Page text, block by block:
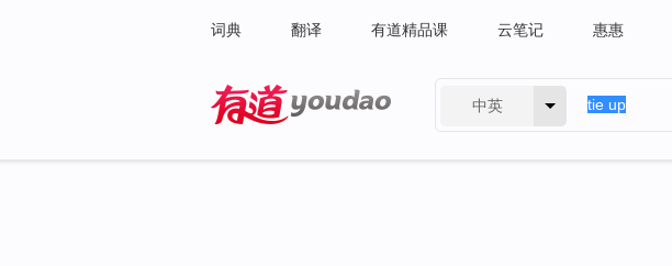
词典 翻译 有道精品课 云笔记 惠惠
中英